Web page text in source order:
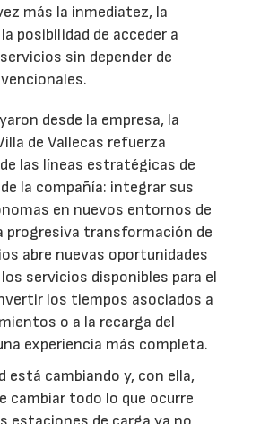
más la inmediatez, la
posibilidad de acceder a
sin depender de
desde la empresa, la
de Vallecas refuerza
las líneas estratégicas de
la compañía: integrar sus
en nuevos entornos de
progresiva transformación de
abre nuevas oportunidades
servicios disponibles para el
los tiempos asociados a
o a la recarga del
experiencia más completa.
está cambiando y, con ella,
cambiar todo lo que ocurre